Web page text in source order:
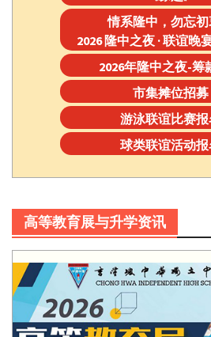
情系隆中，勿忘初
2026 隆中之夜 · 联谊晚
2026年隆中之夜-筹
市集摊位招募
游泳联谊比赛报
球类联谊活动报
高等教育展与升学资讯